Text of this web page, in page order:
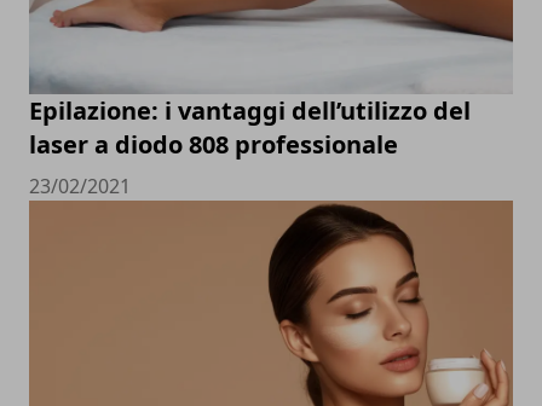
Epilazione: i vantaggi dell’utilizzo del
laser a diodo 808 professionale
23/02/2021